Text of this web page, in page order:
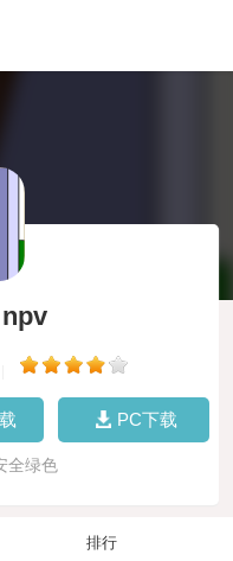
PC下载
全绿色
排行